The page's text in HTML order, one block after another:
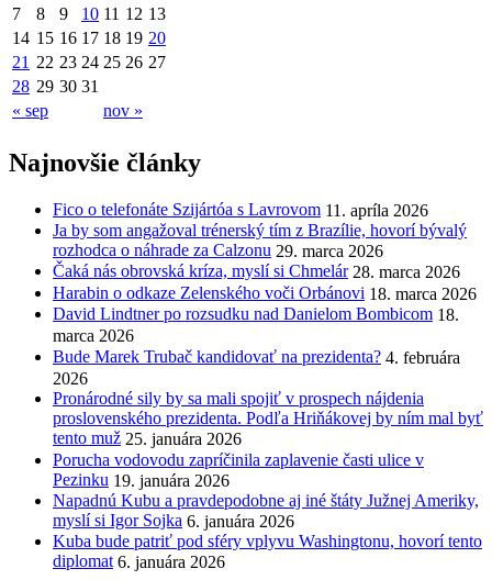
« sep nov »
7
8 9 10 11 12 13
14 15 16 17 18 19 20
21 22 23 24 25 26 27
28 29 30 31
Najnovšie články
Fico o telefonáte Szijártóa s Lavrovom 11. apríla 2026
Ja by som angažoval trénerský tím z Brazílie, hovorí bývalý
rozhodca o náhrade za Calzonu 29. marca 2026
Čaká nás obrovská kríza, myslí si Chmelár 28. marca 2026
Harabin o odkaze Zelenského voči Orbánovi 18. marca 2026
David Lindtner po rozsudku nad Danielom Bombicom 18.
marca 2026
Bude Marek Trubač kandidovať na prezidenta? 4. februára
2026
Pronárodné sily by sa mali spojiť v prospech nájdenia
proslovenského prezidenta. Podľa Hriňákovej by ním mal byť
tento muž 25. januára 2026
Porucha vodovodu zapríčinila zaplavenie časti ulice v
Pezinku 19. januára 2026
Napadnú Kubu a pravdepodobne aj iné štáty Južnej Ameriky,
myslí si Igor Sojka 6. januára 2026
Kuba bude patriť pod sféry vplyvu Washingtonu, hovorí tento
diplomat 6. januára 2026